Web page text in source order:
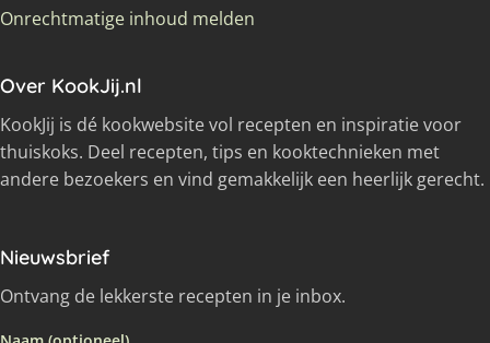
Onrechtmatige inhoud melden
Over KookJij.nl
KookJij is dé kookwebsite vol recepten en inspiratie voor
thuiskoks. Deel recepten, tips en kooktechnieken met
andere bezoekers en vind gemakkelijk een heerlijk gerecht.
Nieuwsbrief
Ontvang de lekkerste recepten in je inbox.